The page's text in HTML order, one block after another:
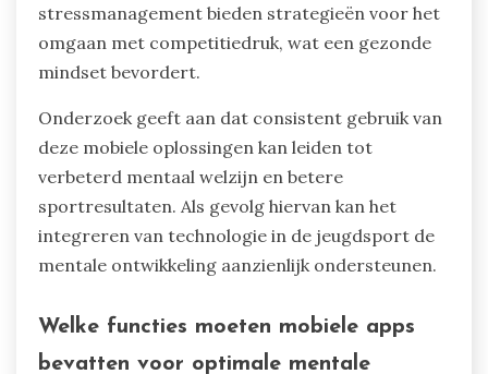
stressmanagement bieden strategieën voor het
omgaan met competitiedruk, wat een gezonde
mindset bevordert.
Onderzoek geeft aan dat consistent gebruik van
deze mobiele oplossingen kan leiden tot
verbeterd mentaal welzijn en betere
sportresultaten. Als gevolg hiervan kan het
integreren van technologie in de jeugdsport de
mentale ontwikkeling aanzienlijk ondersteunen.
Welke functies moeten mobiele apps
bevatten voor optimale mentale